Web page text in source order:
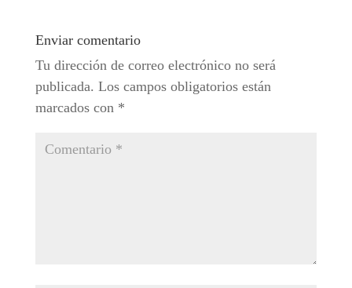
Enviar comentario
Tu dirección de correo electrónico no será
publicada. Los campos obligatorios están
marcados con *